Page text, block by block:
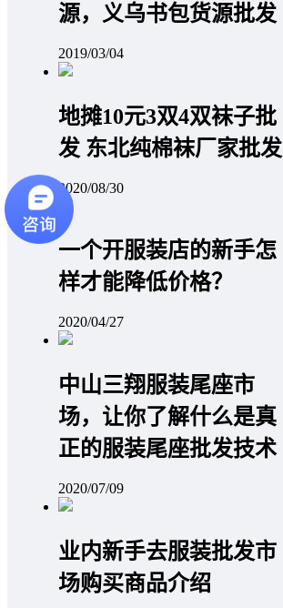
源，义乌书包货源批发
2019/03/04
地摊10元3双4双袜子批
发 东北纯棉袜厂家批发
2020/08/30
一个开服装店的新手怎
样才能降低价格？
2020/04/27
中山三翔服装尾座市
场，让你了解什么是真
正的服装尾座批发技术
2020/07/09
业内新手去服装批发市
场购买商品介绍